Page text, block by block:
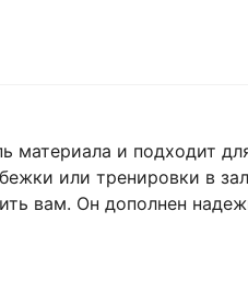
материала и подходит
или тренировки в
вам. Он дополнен